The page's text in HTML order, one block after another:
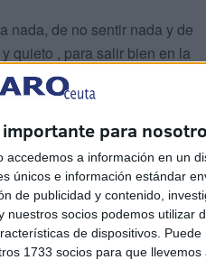
para
accedemos a información en un
únicos e información estándar
de publicidad y contenido,
nuestros socios podemos utilizar
de dispositivos. Puede
1733 socios para que
nada, de no sentir nada y de
quieto , para salir bien en la
indigentes acartonados,
gastarse en la china del
y quietas, y el
y volanderos. Los
hipócritas no les harán ni
rascándonos el
aunque sea por un rato.